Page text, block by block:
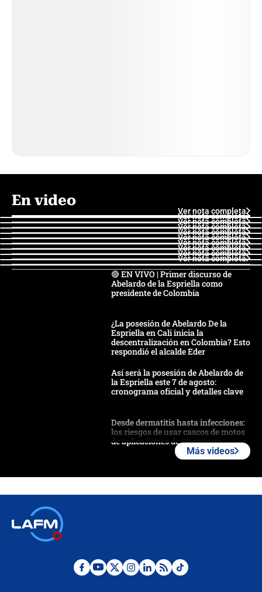
En video
Ver nota completa
Ver nota completa
Ver nota completa
Ver nota completa
Ver nota completa
Ver nota completa
Ver nota completa
Ver nota completa
Ver nota completa
Ver nota completa
🔴 EN VIVO | Primer discurso de
Abelardo de la Espriella como
presidente de Colombia
¿La posesión de Abelardo De la
Espriella en Cali inicia la
descentralización en Colombia? Esto
respondió el alcalde Eder
Así será la posesión de Abelardo de
la Espriella este 7 de agosto:
cronograma oficial y detalles clave
Desde dermatitis hasta infecciones:
los riesgos de usar cascos de motos
de aplicaciones de transporte
celular? Requisitos, pasos y
Posesión de Abelardo De La Espriella
Más videos